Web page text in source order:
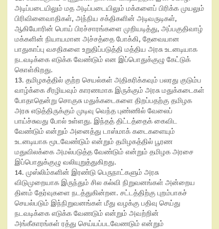
அடிப்படையிலும் மத அடிப்படையிலும் மக்களைப் பிரிக்க முயலும்
பிரிவினைவாதிகள், அந்நிய சக்திகளின் அடிவருடிகள்,
ஆகியோரின் பொய் பிரச்சாரங்களை முறியடித்து, அப்பகுதிவாழ்
மக்களின் நியாயமான அச்சத்தை போக்கி, தேவையான
பாதுகாப்பு வசதிகளை உறுதிப்படுத்தி மத்திய அரசு உடனடியாக
நடவடிக்கை எடுக்க வேண்டும் என இப்பொதுக்குழு கேட்டுக்
கொள்கிறது.
13. தமிழகத்தில் குற்ற செயல்கள் அதிகரிக்கவும் பலரது குடும்ப
வாழ்க்கை சீரழியவும் காரணமாக இருக்கும் அரசு மதுக்கடைகள்
போதாதென்று சொகுசு மதுக்கடைகளை திறப்பதற்கு தமிழக
அரசு எடுத்திருக்கும் முடிவு வெந்த புண்ணில் வேலைப்
பாய்ச்சுவது போல் உள்ளது. இந்தத் திட்டத்தைக் கைவிட
வேண்டும் என்றும் அனைத்து டாஸ்மாக் கடைகளையும்
உடனடியாக மூடவேண்டும் என்றும் தமிழகத்தில் பூரண
மதுவிலக்கை அமல்படுத்த வேண்டும் என்றும் தமிழக அரசை
இப்பொதுக்குழு வலியுறுத்துகிறது.
14. முஸ்லிம்களின் இரண்டு பெருநாட்களும் அரசு
விடுமுறையாக இருந்தும் சில கல்வி நிறுவனங்கள் அன்றைய
தினம் தேர்வுகளை நடத்துகின்றன. சட்டத்திற்கு புறம்பாகச்
செயல்படும் இந்நிறுவனங்கள் மீது வழக்கு பதிவு செய்து
நடவடிக்கை எடுக்க வேணடும் என்றும் அவற்றின்
அங்கீகாரங்கள் ரத்து செய்யப்படவேணடும் என்றும்